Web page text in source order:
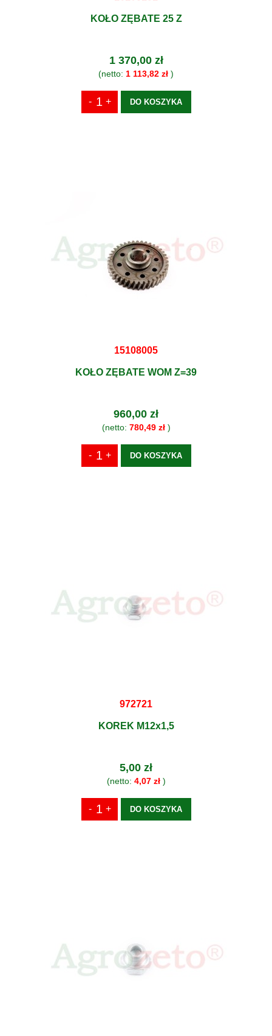
KOŁO ZĘBATE 25 Z
1 370,00 zł
(netto: 1 113,82 zł )
DO KOSZYKA
15108005
KOŁO ZĘBATE WOM Z=39
960,00 zł
(netto: 780,49 zł)
DO KOSZYKA
972721
KOREK M12x1,5
5,00 zł
(netto: 4,07 zł)
DO KOSZYKA